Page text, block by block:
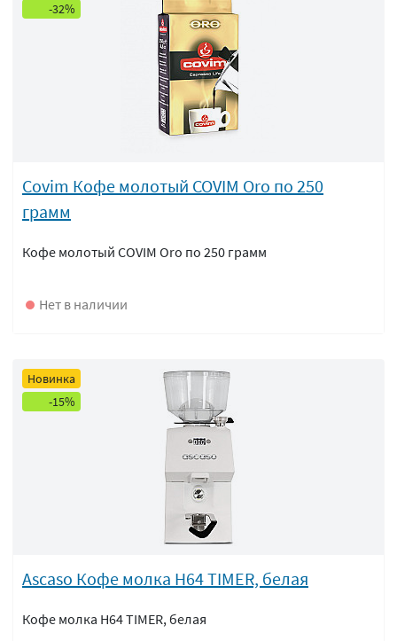
-32%
Covim Кофе молотый COVIM Oro по 250
грамм
Кофе молотый COVIM Oro по 250 грамм
Нет в наличии
Новинка
-15%
Ascaso Кофе молка H64 TIMER, белая
Кофе молка H64 TIMER, белая